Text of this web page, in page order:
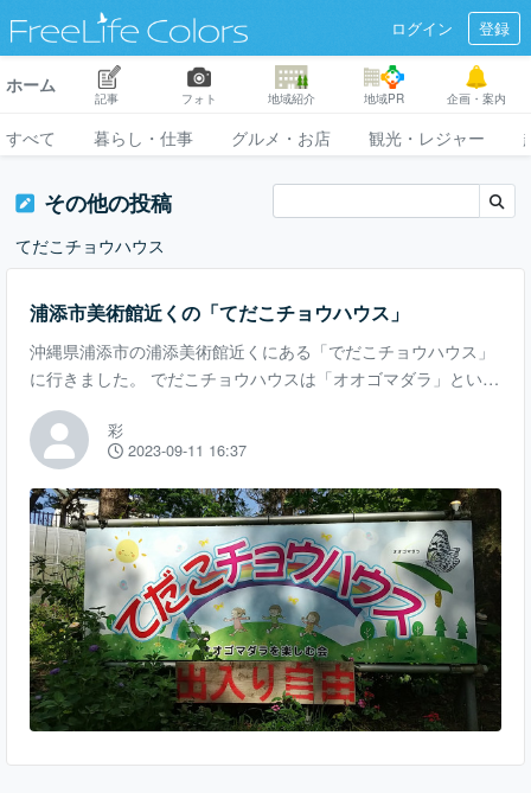
ログイン 登録
ホーム
記事 フォト 地域紹介 地域PR 企画・案内
すべて 暮らし・仕事 グルメ・お店 観光・レジャー
その他の投稿
てだこチョウハウス
浦添市美術館近くの「てだこチョウハウス」
沖縄県浦添市の浦添美術館近くにある「でだこチョウハウス」
に行きました。 でだこチョウハウスは「オオゴマダラ」という
国内最大の蝶が生息しています。 このハウスは、オオゴマダラ
を楽しむ会の人たちがボランティアで飼育されているそうで
す。 ビニールハウスの出入りは自由であり、オオクマダラを近
くで観察できるのが特徴です。蝶が好きな方や興味がある方に
オススメのスポットになります。 ビニールハウス内は、夏場は
少し暑いですがオオゴマダラが元気に舞っていま す。蝶が逃げ
ないように入室したら、ちゃんと閉めましょう。
彩
2023-09-11 16:37